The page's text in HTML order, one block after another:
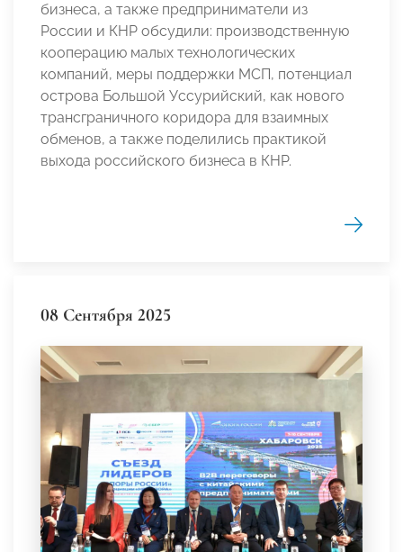
бизнеса, а также предприниматели из
России и КНР обсудили: производственную
кооперацию малых технологических
компаний, меры поддержки МСП, потенциал
острова Большой Уссурийский, как нового
трансграничного коридора для взаимных
обменов, а также поделились практикой
выхода российского бизнеса в КНР.
08 Сентября 2025